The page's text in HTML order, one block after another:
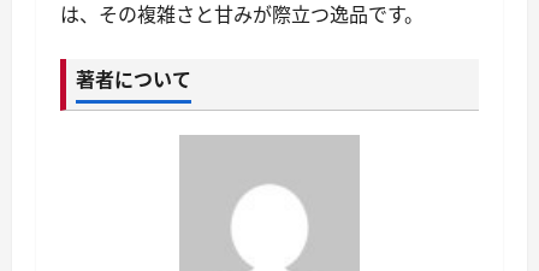
は、その複雑さと甘みが際立つ逸品です。
著者について